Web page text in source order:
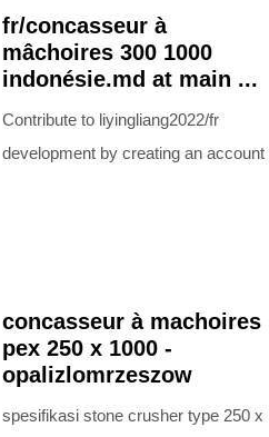
fr/concasseur à
mâchoires 300 1000
indonésie.md at main ...
Contribute to liyingliang2022/fr
development by creating an account
concasseur à machoires
pex 250 x 1000 -
opalizlomrzeszow
spesifikasi stone crusher type 250 x